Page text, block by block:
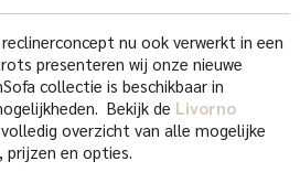
is:
€1,295.00.nu ook verwerkt in een
presenteren wij onze nieuwe
collectie is beschikbaar in
Bekijk de Livorno
overzicht van alle mogelijke
en opties.